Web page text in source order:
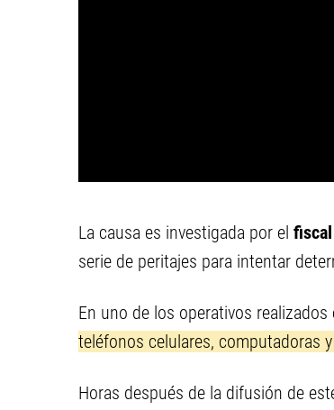
La causa es investigada por el fiscal
serie de peritajes para intentar
En uno de los operativos
teléfonos celulares, computadoras
Horas después de la difusión de